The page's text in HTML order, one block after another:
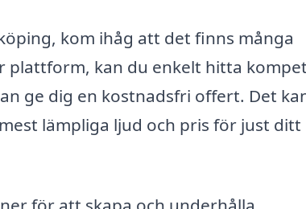
kom ihåg att det finns många
plattform, kan du enkelt hitta
ge dig en kostnadsfri offert. Det
lämpliga ljud och pris för just ditt